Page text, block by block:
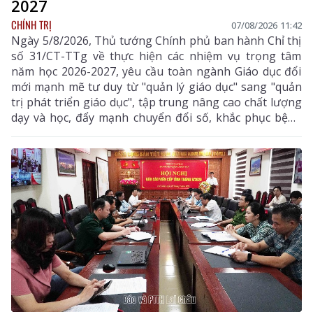
2027
CHÍNH TRỊ 07/08/2026 11:42
Ngày 5/8/2026, Thủ tướng Chính phủ ban hành Chỉ thị
số 31/CT-TTg về thực hiện các nhiệm vụ trọng tâm
năm học 2026-2027, yêu cầu toàn ngành Giáo dục đổi
mới mạnh mẽ tư duy từ "quản lý giáo dục" sang "quản
trị phát triển giáo dục", tập trung nâng cao chất lượng
dạy và học, đẩy mạnh chuyển đổi số, khắc phục bệnh
thành tích, bảo đảm đủ giáo viên, trường lớp, cơ sở
vật chất và xây dựng môi trường giáo dục an toàn,
hiện đại, đáp ứng yêu cầu phát triển nguồn nhân lực
chất lượng cao.